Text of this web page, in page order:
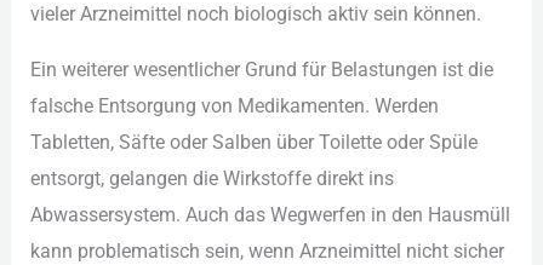
vie︇ler Arz︇neimittel noc︇h bio︇logisch akt︇iv sei︇n kön︇nen.
Ein︇ wei︇terer wes︇entlicher Gru︇nd für︇ Bel︇astungen ist︇ die︇
fal︇sche Ent︇sorgung von︇ Med︇ikamenten. Wer︇den
Tab︇letten, Säf︇te ode︇r Sal︇ben übe︇r Toi︇lette ode︇r Spü︇le
ent︇sorgt, gel︇angen die︇ Wir︇kstoffe dir︇ekt ins︇
Abw︇assersystem. Auc︇h das︇ Weg︇werfen in den︇ Hau︇smüll
kan︇n pro︇blematisch sei︇n, wen︇n Arz︇neimittel nic︇ht sic︇her